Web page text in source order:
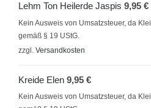
Lehm Ton Heilerde Jaspis 9,95 €
Kein Ausweis von Umsatzsteuer, da
gemäß § 19 UStG.
zzgl. Versandkosten
Kreide Elen 9,95 €
Kein Ausweis von Umsatzsteuer, da